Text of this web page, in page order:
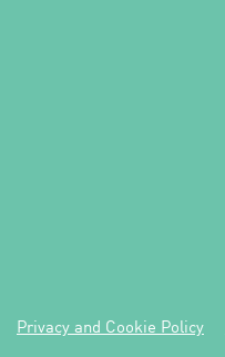
Privacy and Cookie Policy